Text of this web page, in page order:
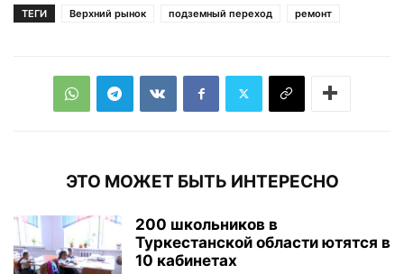
ТЕГИ Верхний рынок подземный переход ремонт
ЭТО МОЖЕТ БЫТЬ ИНТЕРЕСНО
200 школьников в
Туркестанской области ютятся в
10 кабинетах